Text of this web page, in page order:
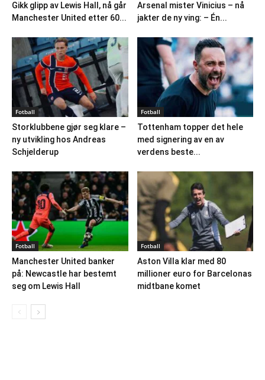
Gikk glipp av Lewis Hall, nå går
Manchester United etter 60...
Arsenal mister Vinicius – nå
jakter de ny ving: – Én...
Fotball
Storklubbene gjør seg klare –
ny utvikling hos Andreas
Schjelderup
Fotball
Tottenham topper det hele
med signering av en av
verdens beste...
Fotball
Manchester United banker
på: Newcastle har bestemt
seg om Lewis Hall
Fotball
Aston Villa klar med 80
millioner euro for Barcelonas
midtbane komet